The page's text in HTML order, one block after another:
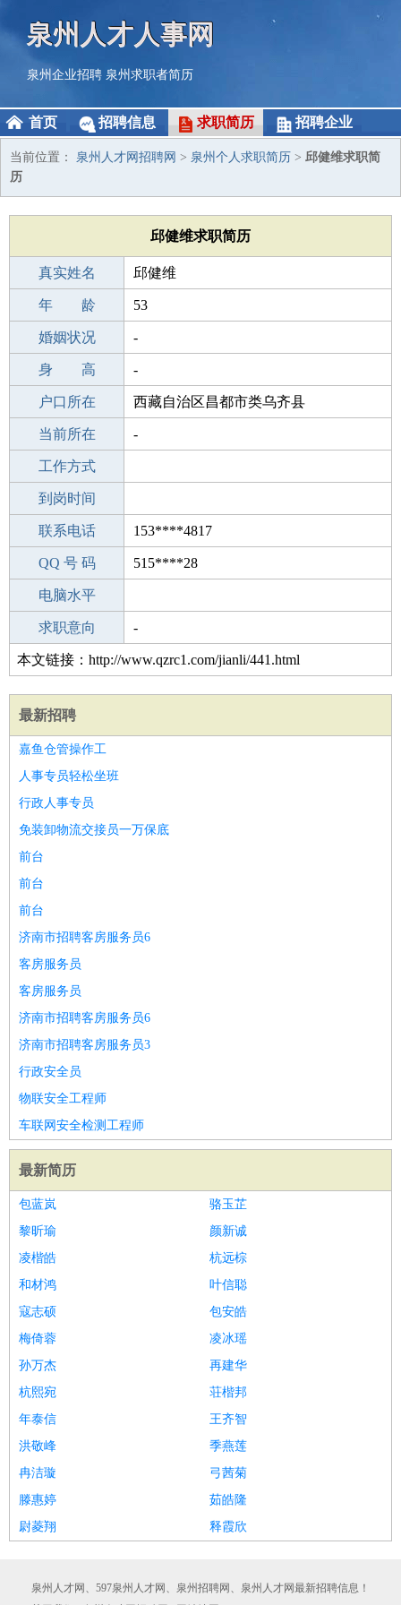
泉州人才人事网
泉州企业招聘 泉州求职者简历
首页 招聘信息 求职简历 招聘企业
当前位置： 泉州人才网招聘网 > 泉州个人求职简历 > 邱健维求职简
历
邱健维求职简历
真实姓名 邱健维
性 别 男
年 龄 53
出生年月 1973-07-28
婚姻状况 -
学 历 成人教育
身 高 -
毕业学校 齐鲁长城技术学校
户口所在 西藏自治区昌都市类乌齐县
所学专业 -
当前所在 -
工作经验
工作方式
驾 照
到岗时间
期望月薪
联系电话 153****4817
手机号码 153****4817
QQ 号 码 515****28
微信号码
电脑水平
外语水平
求职意向 -
本文链接：http://www.qzrc1.com/jianli/441.html
最新招聘
嘉鱼仓管操作工
人事专员轻松坐班
行政人事专员
免装卸物流交接员一万保底
前台
前台
前台
济南市招聘客房服务员6
客房服务员
客房服务员
济南市招聘客房服务员6
济南市招聘客房服务员3
行政安全员
物联安全工程师
车联网安全检测工程师
最新简历
包蓝岚
骆玉芷
黎昕瑜
颜新诚
凌楷皓
杭远棕
和材鸿
叶信聪
寇志硕
包安皓
梅倚蓉
凌冰瑶
孙万杰
再建华
杭熙宛
荘楷邦
年泰信
王齐智
洪敬峰
季燕莲
冉洁璇
弓茜菊
滕惠婷
茹皓隆
尉菱翔
释霞欣
泉州人才网、597泉州人才网、泉州招聘网、泉州人才网最新招聘信息！